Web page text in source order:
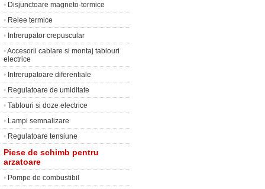
• Disjunctoare magneto-termice
• Relee termice
• Intrerupator crepuscular
•Accesorii cablare si montaj tablouri
electrice
• Intrerupatoare diferentiale
• Regulatoare de umiditate
• Tablouri si doze electrice
• Lampi semnalizare
• Regulatoare tensiune
Piese de schimb pentru
arzatoare
• Pompe de combustibil